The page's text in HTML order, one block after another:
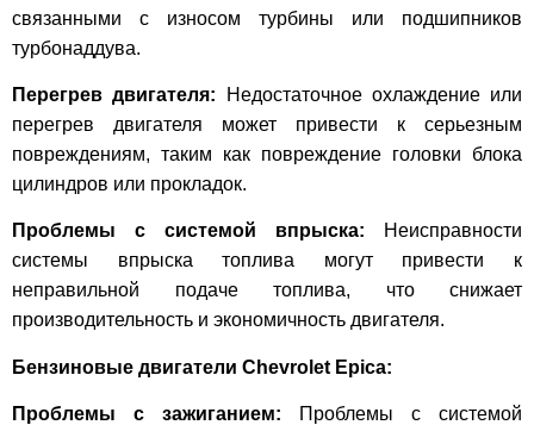
связанными с износом турбины или подшипников
турбонаддува.
Перегрев двигателя: Недостаточное охлаждение или
перегрев двигателя может привести к серьезным
повреждениям, таким как повреждение головки блока
цилиндров или прокладок.
Проблемы с системой впрыска: Неисправности
системы впрыска топлива могут привести к
неправильной подаче топлива, что снижает
производительность и экономичность двигателя.
Бензиновые двигатели Chevrolet Epica:
Проблемы с зажиганием: Проблемы с системой